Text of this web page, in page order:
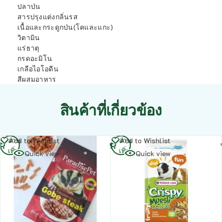
ปลาป่น
สารปรุงแต่งกลิ่นรส
เนื้อและกระดูกป่น(โคและแกะ)
วิตามิน
แร่ธาตุ
กรดอะมิโน
เกลือไอโอดีน
สีผสมอาหาร
สินค้าที่เกี่ยวข้อง
Add to Wishlist
Quick view
อ่าน
เพิ่ม
Add to Wishlist
Quick view
อ่าน
เพิ่ม